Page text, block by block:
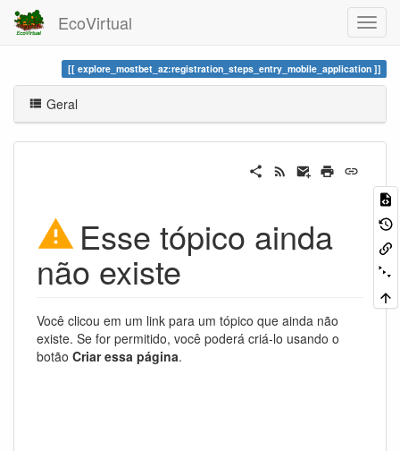
EcoVirtual
explore_mostbet_az:registration_steps_entry_mobile_application
Geral
Esse tópico ainda
não existe
Você clicou em um link para um tópico que ainda não
existe. Se for permitido, você poderá criá-lo usando o
botão Criar essa página.